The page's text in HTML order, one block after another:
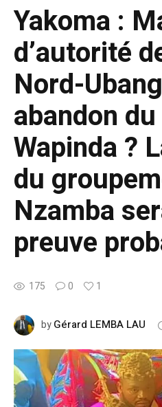
Yakoma :
d’autorité
Nord-
abandon
Wapinda ?
du
Nzamba
preuve
175 0 1
byGérard LEMBA LAU